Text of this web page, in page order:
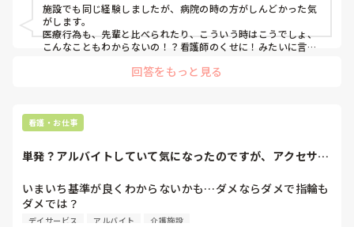
施設でも同じ経験しましたが、病院の時の方がしんどかった気
がします。
医療行為も、先輩と比べられたり、こういう時はこうでしょ、
こんなこともわからないの！？看護師のくせに！みたいに言わ
自分のやり方が絶対に正しい！と思える助手さん、ある意味す
回答をもっと見る
看護・お仕事
単発？アルバイトしていて気になったのですが、アクセサリ
いまいち基準が良くわからないかも…ダメならダメで指輪も
ダメでは？
腕時計すらダメなのに…
デイサービス アルバイト 介護施設